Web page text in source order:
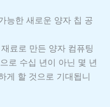
능한 새로운 양자 칩 공
료로 만든 양자 컴퓨팅
로 수십 년이 아닌 몇 년
게 할 것으로 기대됩니